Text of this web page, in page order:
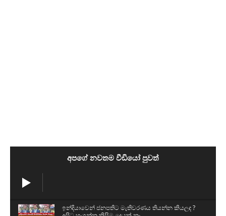
අපගේ නවතම වීඩියෝ පුවත්
ඉන්දියාවෙන් ජනපතිට මැතිවරණය තියන්න කියලද ?